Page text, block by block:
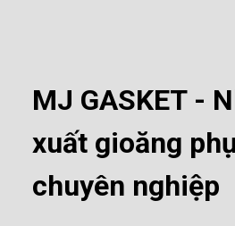
MJ GASKET -
xuất gioăng
chuyên nghiệp